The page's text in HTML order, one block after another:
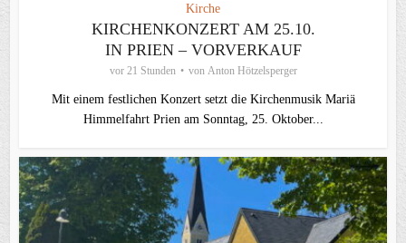
Kirche
KIRCHENKONZERT AM 25.10.
IN PRIEN – VORVERKAUF
vor 21 Stunden von Anton Hötzelsperger
Mit einem festlichen Konzert setzt die Kirchenmusik Mariä
Himmelfahrt Prien am Sonntag, 25. Oktober...